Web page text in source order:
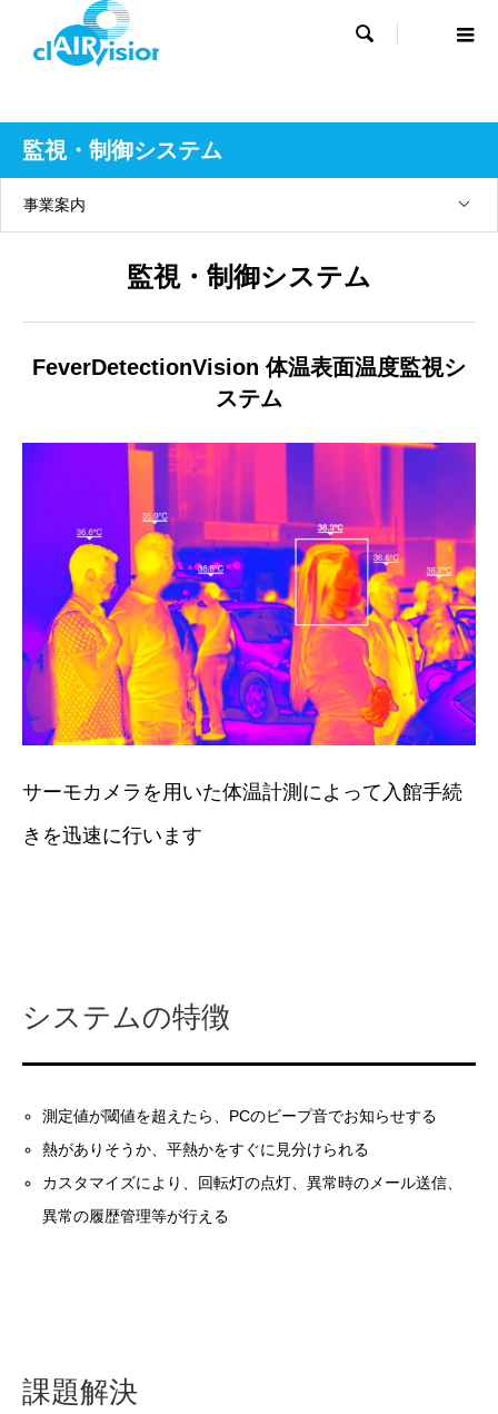

監視・制御システム
事業案内
監視・制御システム
FeverDetectionVision 体温表面温度監視シ
ステム
サーモカメラを用いた体温計測によって入館手続
きを迅速に行います
システムの特徴
測定値が閾値を超えたら、PCのビープ音でお知らせする
熱がありそうか、平熱かをすぐに見分けられる
カスタマイズにより、回転灯の点灯、異常時のメール送信、
異常の履歴管理等が行える
課題解決